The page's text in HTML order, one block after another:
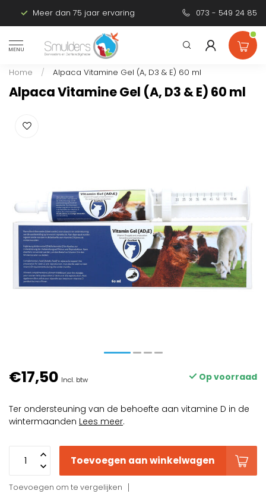
Meer dan 75 jaar ervaring Persoonlijk
073 - 549 24 85
MENU
Home / Alpaca Vitamine Gel (A, D3 & E) 60 ml
Alpaca Vitamine Gel (A, D3 & E) 60 ml
€17,50 Incl. btw Op voorraad
Ter ondersteuning van de behoefte aan vitamine D in de
wintermaanden Lees meer.
Toevoegen aan winkelwagen
Toevoegen om te vergelijken